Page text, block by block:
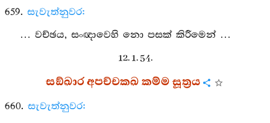
659. සැවැත්නුවර:
… වච්ඡය, සංඥාවෙහි නො පසක් කිරීමෙන් …
12. 1. 54.
සඞ්ඛාර අපච්චකඛ කම්ම සූත්‍රය
660. සැවැත්නුවර: